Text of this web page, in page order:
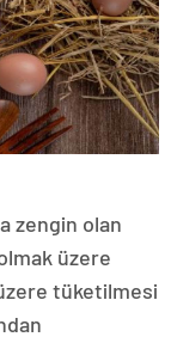
zengin olan
üzere
tüketilmesi